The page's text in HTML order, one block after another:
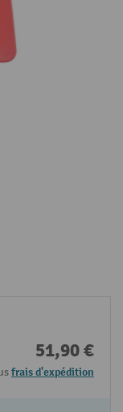
51,90 €
frais d'expédition